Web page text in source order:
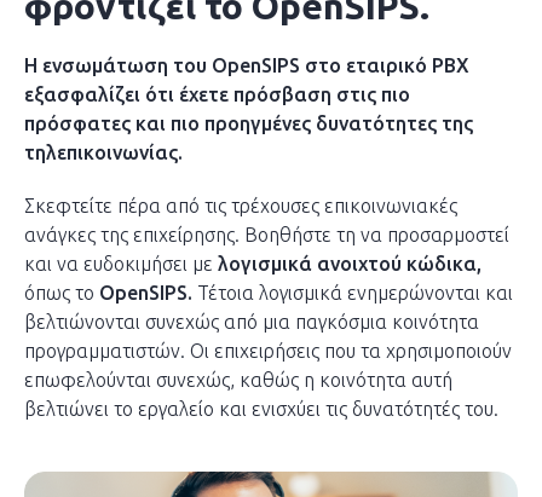
H ενσωμάτωση του OpenSIPS στο εταιρικό PBX
εξασφαλίζει ότι έχετε πρόσβαση στις πιο
πρόσφατες και πιο προηγμένες δυνατότητες της
τηλεπικοινωνίας.
Σκεφτείτε πέρα από τις τρέχουσες επικοινωνιακές
ανάγκες της επιχείρησης. Βοηθήστε τη να προσαρμοστεί
και να ευδοκιμήσει με λογισμικά ανοιχτού κώδικα,
όπως το OpenSIPS. Τέτοια λογισμικά ενημερώνονται και
βελτιώνονται συνεχώς από μια παγκόσμια κοινότητα
προγραμματιστών. Οι επιχειρήσεις που τα χρησιμοποιούν
επωφελούνται συνεχώς, καθώς η κοινότητα αυτή
βελτιώνει το εργαλείο και ενισχύει τις δυνατότητές του.